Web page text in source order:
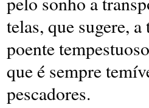
telas, que sugere,
poente
que é sempre
pescadores.